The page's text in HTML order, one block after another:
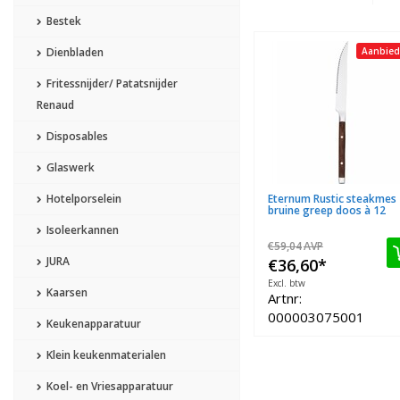
Bestek
Dienbladen
Fritessnijder/ Patatsnijder
Renaud
Disposables
Glaswerk
Hotelporselein
Isoleerkannen
JURA
Kaarsen
Keukenapparatuur
Klein keukenmaterialen
Koel- en Vriesapparatuur
Eternum Rustic steakmes
bruine greep doos à 12
€59,04AVP
€36,60*
Excl. btw
Artnr:
000003075001